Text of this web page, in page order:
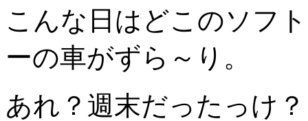
こんな日はどこのソフ
ーの車がずら～り。
あれ？週末だったっけ